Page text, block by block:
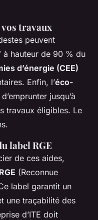
travaux
peuvent
à hauteur de 90 % du
d’énergie (CEE)
Enfin, l’éco-
jusqu’à
travaux éligibles. Le
label RGE
de ces aides,
(Reconnue
label garantit un
une traçabilité des
d’ITE doit